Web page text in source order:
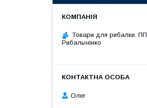
Товари для рибалки. ПП
Рибальченко
Олег